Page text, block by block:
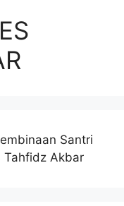
Santri
Tahfidz Akbar